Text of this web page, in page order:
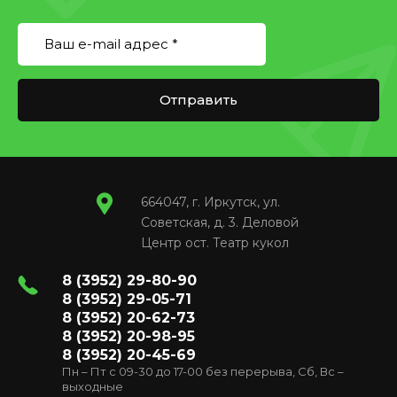
Отправить
664047, г. Иркутск, ул.
Советская, д. 3. Деловой
Центр ост. Театр кукол
8 (3952) 29-80-90
8 (3952) 29-05-71
8 (3952) 20-62-73
8 (3952) 20-98-95
8 (3952) 20-45-69
Пн – Пт с 09-30 до 17-00 без перерыва, Сб, Вс –
выходные